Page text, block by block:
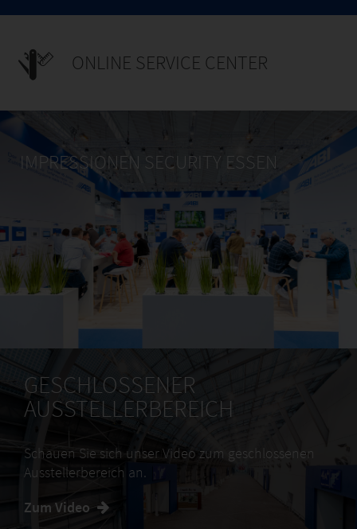
ONLINE SERVICE CENTER
IMPRESSIONEN SECURITY ESSEN
GESCHLOSSENER
AUSSTELLERBEREICH
Schauen Sie sich unser Video zum geschlossenen
Ausstellerbereich an.
Zum Video